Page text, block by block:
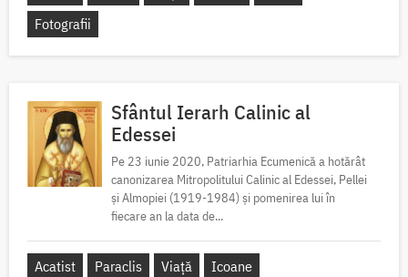
Fotografii
Sfântul Ierarh Calinic al
Edessei
Pe 23 iunie 2020, Patriarhia Ecumenică a hotărât
canonizarea Mitropolitului Calinic al Edessei, Pellei
și Almopiei (1919-1984) și pomenirea lui în
fiecare an la data de...
Acatist Paraclis Viață
Icoane